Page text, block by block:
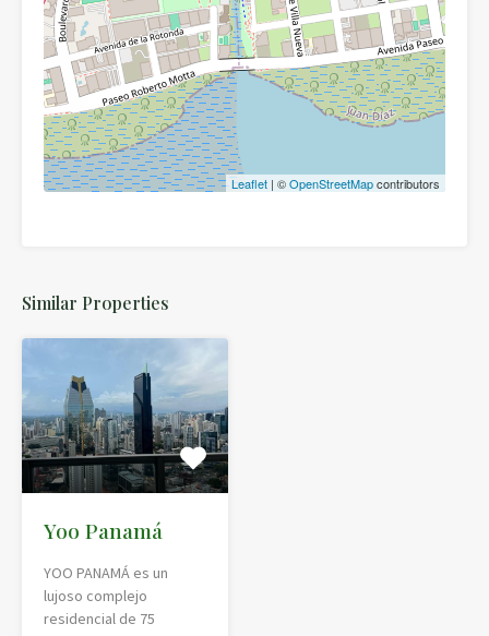
Leaflet | ©OpenStreetMapcontributors
Similar Properties
Yoo Panamá
YOO PANAMÁ es un
lujoso complejo
residencial de 75